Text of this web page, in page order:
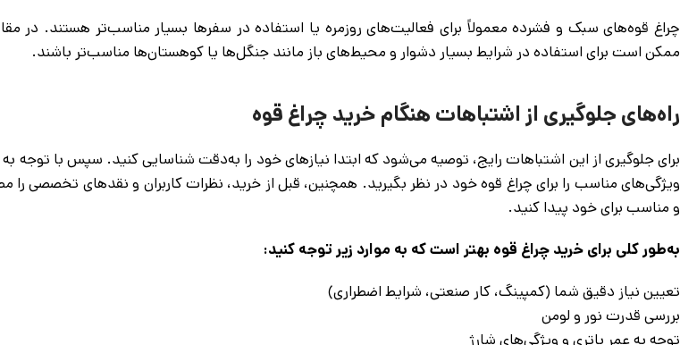
چراغ قوه‌های سبک و فشرده معمولاً برای فعالیت‌های روزمره یا استفاده در سفرها بسیار مناسب‌تر هستند. در
ممکن است برای استفاده در شرایط بسیار دشوار و محیط‌های باز مانند جنگل‌ها یا کوهستان‌ها مناسب‌تر باشند.
راه‌های جلوگیری از اشتباهات هنگام خرید چراغ قوه
برای جلوگیری از این اشتباهات رایج، توصیه می‌شود که ابتدا نیازهای خود را به‌دقت شناسایی کنید. سپس با توجه
ویژگی‌های مناسب را برای چراغ قوه خود در نظر بگیرید. همچنین، قبل از خرید، نظرات کاربران و نقدهای تخصصی را
و مناسب برای خود پیدا کنید.
به‌طور کلی برای خرید چراغ قوه بهتر است که به موارد زیر توجه کنید:
تعیین نیاز دقیق شما (کمپینگ، کار صنعتی، شرایط اضطراری)
بررسی قدرت نور و لومن
توجه به عمر باتری و ویژگی‌های شارژ